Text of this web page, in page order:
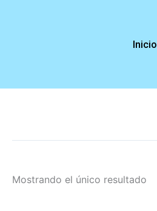
Inicio
Mostrando el único resultado